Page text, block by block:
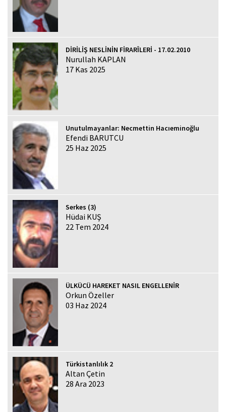
DİRİLİŞ NESLİNİN FİRARÎLERİ - 17.02.2010
Nurullah KAPLAN
17 Kas 2025
Unutulmayanlar: Necmettin Hacıeminoğlu
Efendi BARUTCU
25 Haz 2025
Serkes (3)
Hüdai KUŞ
22 Tem 2024
ÜLKÜCÜ HAREKET NASIL ENGELLENİR
Orkun Özeller
03 Haz 2024
Türkistanlılık 2
Altan Çetin
28 Ara 2023